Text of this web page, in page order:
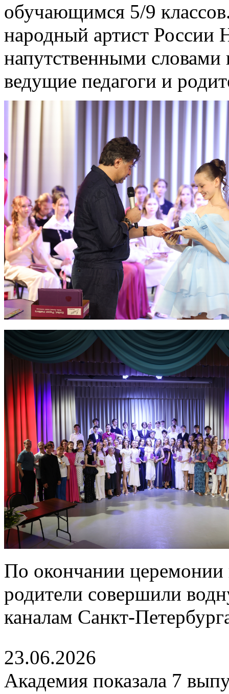
обучающимся 5/9
народный артист России
напутственными
ведущие педагоги и
По окончании церемонии
родители совершили
каналам Санкт-
23.06.2026
Академия показала 7